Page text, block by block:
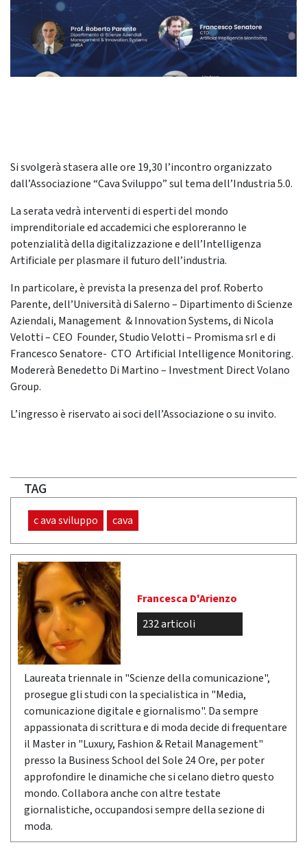
Si svolgerà stasera alle ore 19,30 l’incontro organizzato
dall’Associazione “Cava Sviluppo” sul tema dell’Industria 5.0.
La serata vedrà interventi di esperti del mondo
imprenditoriale ed accademici che esploreranno le
potenzialità della digitalizzazione e dell’Intelligenza
Artificiale per plasmare il futuro dell’industria.
In particolare, è prevista la presenza del prof. Roberto
Parente, dell’Università di Salerno – Dipartimento di Scienze
Aziendali, Management & Innovation Systems, di Nicola
Velotti – CEO Founder, Studio Velotti – Promisma srl e di
Francesco Senatore- CTO Artificial Intelligence Monitoring.
Modererà Benedetto Di Martino – Investment Direct Volano
Group.
L’ingresso è riservato ai soci dell’Associazione o su invito.
TAG
c ava sviluppo cava
Francesca D'Arienzo
232 articoli
Laureata triennale in "Scienze della comunicazione",
prosegue gli studi con la specialistica in "Media,
comunicazione digitale e giornalismo". Da sempre
appassionata di scrittura e di moda decide di frequentare
il Master in "Luxury, Fashion & Retail Management"
presso la Business School del Sole 24 Ore, per poter
approfondire le dinamiche che si celano dietro questo
mondo. Collabora anche con altre testate
giornalistiche, occupandosi sempre della sezione di
moda.